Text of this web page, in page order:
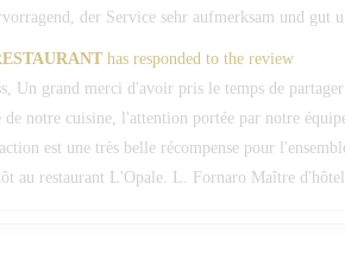
der Service sehr aufmerksam und
has responded to the review
Un grand merci d'avoir pris le temps de
de notre cuisine, l'attention portée par notre
est une très belle récompense pour
au restaurant L'Opale. L. Fornaro Maître d'hôtel